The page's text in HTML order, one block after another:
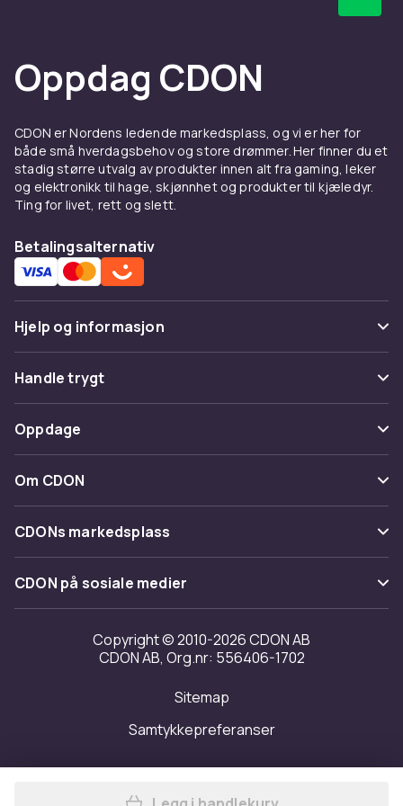
Størrelse
One-size
Vekt, gram
119
Artikkel nr.
ceeac763-f479-46ab-9302-c9d76e0d0f71
Oppdag CDON
CDON er Nordens ledende markedsplass, og vi er her for
både små hverdagsbehov og store drømmer. Her finner du et
stadig større utvalg av produkter innen alt fra gaming, leker
og elektronikk til hage, skjønnhet og produkter til kjæledyr.
Ting for livet, rett og slett.
Betalingsalternativ
Hjelp og informasjon
Vanlige spørsmål
Spor pakke
Angre & returner her
Kontakt oss
Handle trygt
Betaling
Levering
Tilbakekallinger
Oppdage
Kategorier
Varemerker
Om CDON
Om oss
Kundeanmeldelser
Jobbe på CDON
Investor relations
Tilgjengelighet
CDONs markedsplass
Merchant Help Center
CDON på sosiale medier
Copyright © 2010-2026 CDON AB
CDON AB, Org.nr: 556406-1702
Sitemap
Samtykkepreferanser